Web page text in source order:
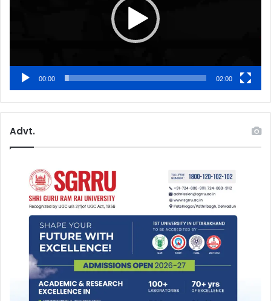
00:00 02:00
Advt.